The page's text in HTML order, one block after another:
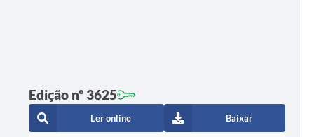
Edição nº 3625
Ler online Baixar